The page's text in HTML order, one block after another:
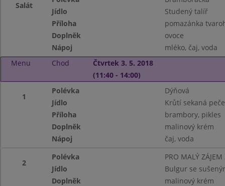
Salát
Jídlo
Studený talíř
Příloha
pomazánka
Doplněk
ovoce
Nápoj
mléko, čaj, voda
Menu
Chod
Čtvrtek 3. 5. 2018
(11:40 - 14:00)
1
Polévka
Dýňová
Jídlo
Krůtí sekaná
Příloha
brambory, pikles
Doplněk
malinový krém
Nápoj
čaj, voda
2
Polévka
PRO MALÝ
Jídlo
Bulgur se
Doplněk
malinový krém